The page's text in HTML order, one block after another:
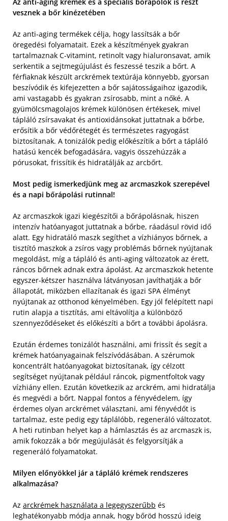
vesznek a bőr kinézetében
Az anti-aging termékek célja, hogy lassítsák a bőr
öregedési folyamatait. Ezek a készítmények gyakran
tartalmaznak C-vitamint, retinolt vagy hialuronsavat, amik
serkentik a sejtmegújulást és feszessé teszik a bőrt. A
férfiaknak készült arckrémek textúrája könnyebb, gyorsan
beszívódik és kifejezetten a bőr sajátosságaihoz igazodik,
ami vastagabb és gyakran zsírosabb, mint a nőké. A
gyümölcsmagolajos krémek különösen értékesek, mivel
tápláló zsírsavakat és antioxidánsokat juttatnak a bőrbe,
erősítik a bőr védőrétegét és természetes ragyogást
biztosítanak. A tonizálók pedig előkészítik a bőrt a tápláló
hatású kencék befogadására, vagyis összehúzzák a
pórusokat, frissítik és hidratálják az arcbőrt.
Most pedig ismerkedjünk meg az arcmaszkok szerepével
és a napi bőrápolási rutinnal!
Az arcmaszkok igazi kiegészítői a bőrápolásnak, hiszen
intenzív hatóanyagot juttatnak a bőrbe, ráadásul rövid idő
alatt. Egy hidratáló maszk segíthet a vízhiányos bőrnek, a
tisztító maszkok a zsíros vagy problémás bőrnek nyújtanak
megoldást, míg a tápláló és anti-aging változatok az érett,
ráncos bőrnek adnak extra ápolást. Az arcmaszkok hetente
egyszer-kétszer használva látványosan javíthatják a bőr
állapotát, miközben ellazítanak és igazi SPA élményt
nyújtanak az otthonod kényelmében. Egy jól felépített napi
rutin alapja a tisztítás, ami eltávolítja a különböző
szennyeződéseket és előkészíti a bőrt a további ápolásra.
Ezután érdemes tonizálót használni, ami frissít és segít a
krémek hatóanyagainak felszívódásában. A szérumok
koncentrált hatóanyagokat biztosítanak, így célzott
segítséget nyújtanak például ráncok, pigmentfoltok vagy
vízhiány ellen. Ezután következik az arckrém, ami hidratálja
és megvédi a bőrt. Nappal fontos a fényvédelem, így
érdemes olyan arckrémet választani, ami fényvédőt is
tartalmaz, este pedig egy táplálóbb, regeneráló változatot.
A heti rutinban helyet kap a hámlasztás és az arcmaszk is,
amik fokozzák a bőr megújulását és felgyorsítják a
regeneráló folyamatokat.
Milyen előnyökkel jár a tápláló krémek rendszeres
alkalmazása?
Az arckrémek használata a legegyszerűbb és
leghatékonyabb módja annak, hogy bőröd hosszú ideig